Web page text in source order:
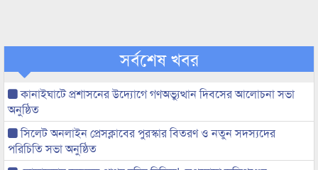
সর্বশেষ খবর
কানাইঘাটে প্রশাসনের উদ্যোগে গণঅভ্যুত্থান দিবসের আলোচনা সভা
অনুষ্ঠিত
সিলেট অনলাইন প্রেসক্লাবের পুরস্কার বিতরণ ও নতুন সদস্যদের
পরিচিতি সভা অনুষ্ঠিত